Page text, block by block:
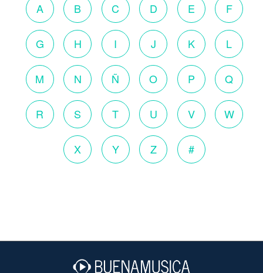
A B C D E F
G H I J K L
M N Ñ O P Q
R S T U V W
X Y Z #